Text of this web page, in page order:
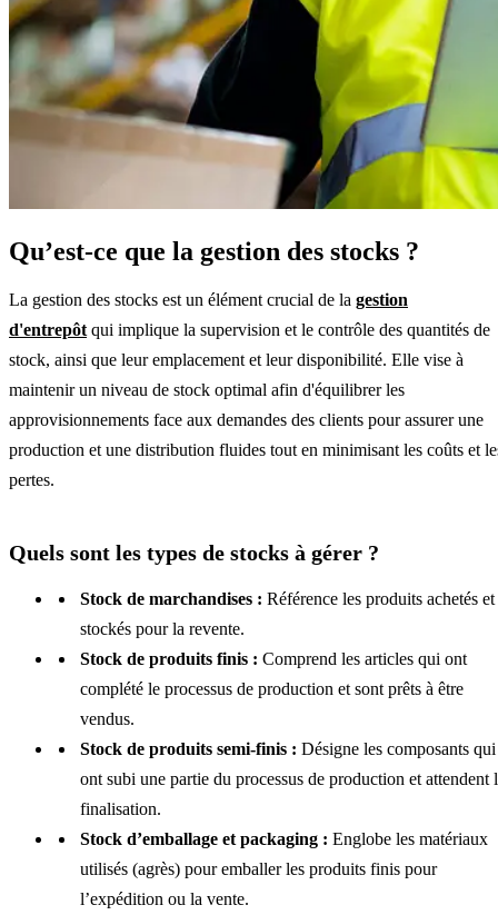
Qu’est-ce que la gestion des stocks ?
La gestion des stocks est un élément crucial de la gestion
d'entrepôt qui implique la supervision et le contrôle des quantités de
stock, ainsi que leur emplacement et leur disponibilité. Elle vise à
maintenir un niveau de stock optimal afin d'équilibrer les
approvisionnements face aux demandes des clients pour assurer une
production et une distribution fluides tout en minimisant les coûts et
pertes.
Quels sont les types de stocks à gérer ?
Stock de marchandises : Référence les produits achetés et
stockés pour la revente.
Stock de produits finis : Comprend les articles qui ont
complété le processus de production et sont prêts à être
vendus.
Stock de produits semi-finis : Désigne les composants qui
ont subi une partie du processus de production et attendent
finalisation.
Stock d’emballage et packaging : Englobe les matériaux
utilisés (agrès) pour emballer les produits finis pour
l’expédition ou la vente.